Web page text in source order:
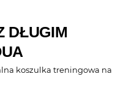
DŁUGIM
koszulka treningowa na